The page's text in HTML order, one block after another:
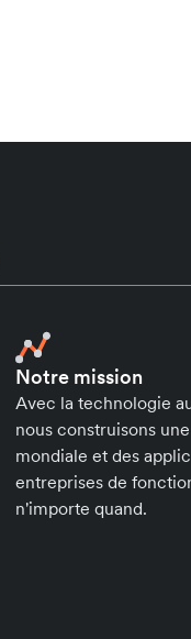
Notre mission
Avec la technologie
nous construisons
mondiale et des
entreprises de
n'importe quand.